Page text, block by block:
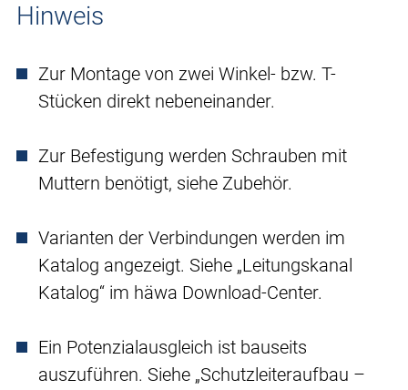
Hinweis
Zur Montage von zwei Winkel- bzw. T-
Stücken direkt nebeneinander.
Zur Befestigung werden Schrauben mit
Muttern benötigt, siehe Zubehör.
Varianten der Verbindungen werden im
Katalog angezeigt. Siehe „Leitungskanal
Katalog“ im häwa Download-Center.
Ein Potenzialausgleich ist bauseits
auszuführen. Siehe „Schutzleiteraufbau –